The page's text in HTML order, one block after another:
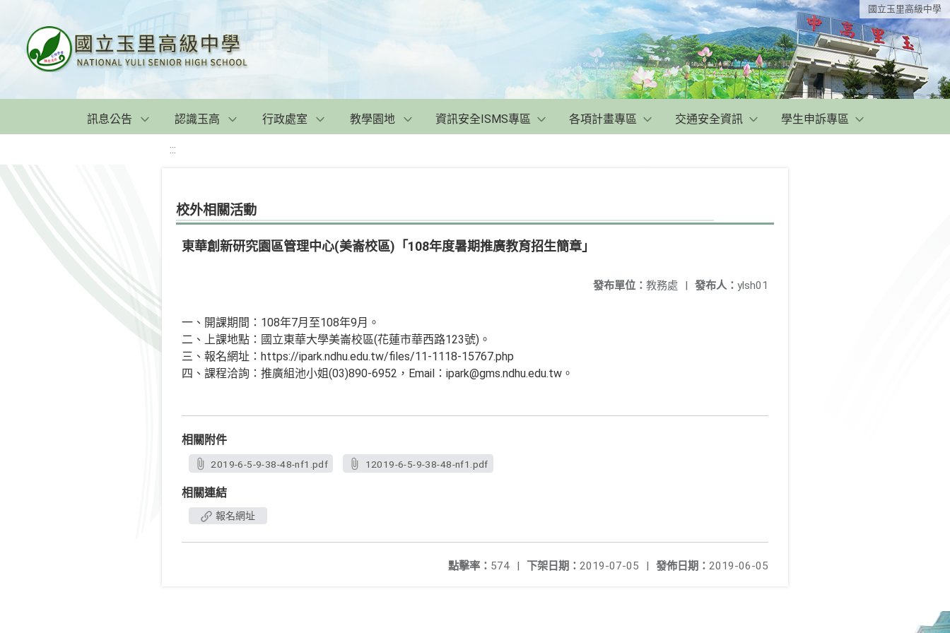
國立玉里高級中學
訊息公告 認識玉高 行政處室 教學園地 資訊安全ISMS專區 各項計畫專區 交通安全資訊 學生申訴專區
:::
校外相關活動
東華創新研究園區管理中心(美崙校區)「108年度暑期推廣教育招生簡章」
發布人： ylsh01
發布單位： 教務處 |
一、開課期間：108年7月至108年9月。
二、上課地點：國立東華大學美崙校區(花蓮市華西路123號)。
三、報名網址：https://ipark.ndhu.edu.tw/files/11-1118-15767.php
四、課程洽詢：推廣組池小姐(03)890-6952，Email：ipark@gms.ndhu.edu.tw。
相關附件
2019-6-5-9-38-48-nf1.pdf 12019-6-5-9-38-48-nf1.pdf
相關連結
報名網址
發佈日期： 2019-06-05
下架日期： 2019-07-05 |
點擊率： 574 |